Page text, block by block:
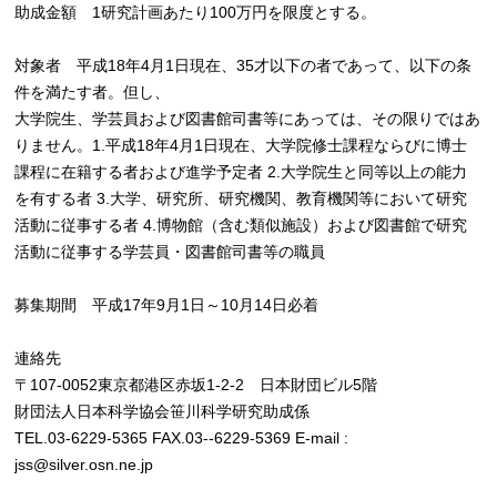
助成金額 1研究計画あたり100万円を限度とする。
対象者 平成18年4月1日現在、35才以下の者であって、以下の条
件を満たす者。但し、
大学院生、学芸員および図書館司書等にあっては、その限りではあ
りません。1.平成18年4月1日現在、大学院修士課程ならびに博士
課程に在籍する者および進学予定者 2.大学院生と同等以上の能力
を有する者 3.大学、研究所、研究機関、教育機関等において研究
活動に従事する者 4.博物館（含む類似施設）および図書館で研究
活動に従事する学芸員・図書館司書等の職員
募集期間 平成17年9月1日～10月14日必着
連絡先
〒107-0052東京都港区赤坂1-2-2 日本財団ビル5階
財団法人日本科学協会笹川科学研究助成係
TEL.03-6229-5365 FAX.03--6229-5369 E-mail :
jss@silver.osn.ne.jp